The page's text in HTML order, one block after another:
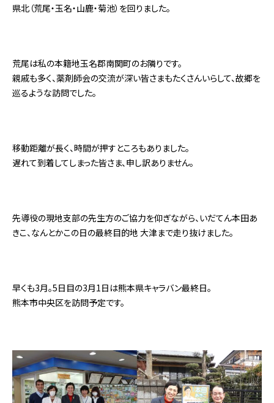
県北（荒尾・玉名・山鹿・菊池）を回りました。
荒尾は私の本籍地玉名郡南関町のお隣りです。
親戚も多く、薬剤師会の交流が深い皆さまもたくさんいらして、故郷を
巡るような訪問でした。
移動距離が長く、時間が押すところもありました。
遅れて到着してしまった皆さま、申し訳ありません。
先導役の現地支部の先生方のご協力を仰ぎながら、いだてん本田あ
きこ、なんとかこの日の最終目的地 大津まで走り抜けました。
早くも3月。5日目の3月1日は熊本県キャラバン最終日。
熊本市中央区を訪問予定です。